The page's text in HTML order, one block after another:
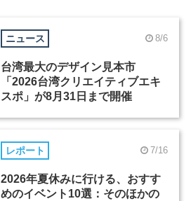
ニュース 8/6
台湾最大のデザイン見本市
「2026台湾クリエイティブエキ
スポ」が8月31日まで開催
レポート 7/16
2026年夏休みに行ける、おすす
めのイベント10選：そのほかの